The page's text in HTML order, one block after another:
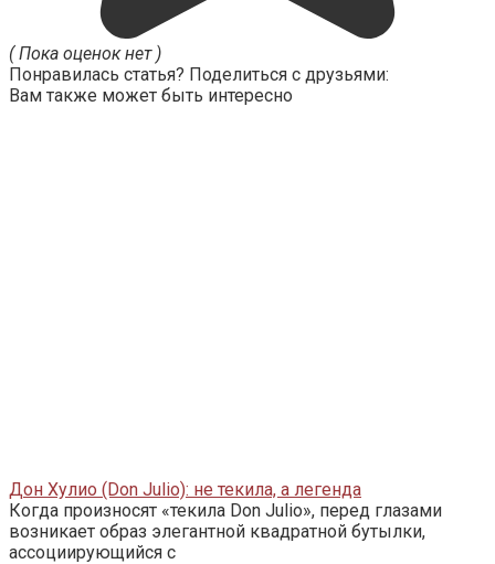
( Пока оценок нет )
Понравилась статья? Поделиться с друзьями:
Вам также может быть интересно
Дон Хулио (Don Julio): не текила, а легенда
Когда произносят «текила Don Julio», перед глазами
возникает образ элегантной квадратной бутылки,
ассоциирующийся с